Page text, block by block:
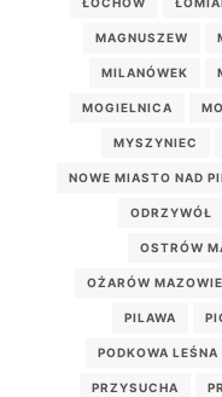
MAGNUSZEW
MILANÓWEK
MOGIELNICA
MYSZYNIEC
NOWE MIASTO NAD
ODRZYWÓŁ
OSTRÓW
OŻARÓW
PILAWA
PODKOWA LEŚNA
PRZYSUCHA